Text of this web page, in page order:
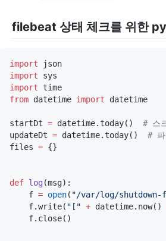
filebeat 상태 체크를 위한
import
import
import
from datetime import datetime
startDt = datetime.today() # 스
updateDt = datetime.today() # 파
files = {}
def log (msg):
    f
= open( "/var/log/
    f.write(
" [ " + datetime.now()
    f.close()